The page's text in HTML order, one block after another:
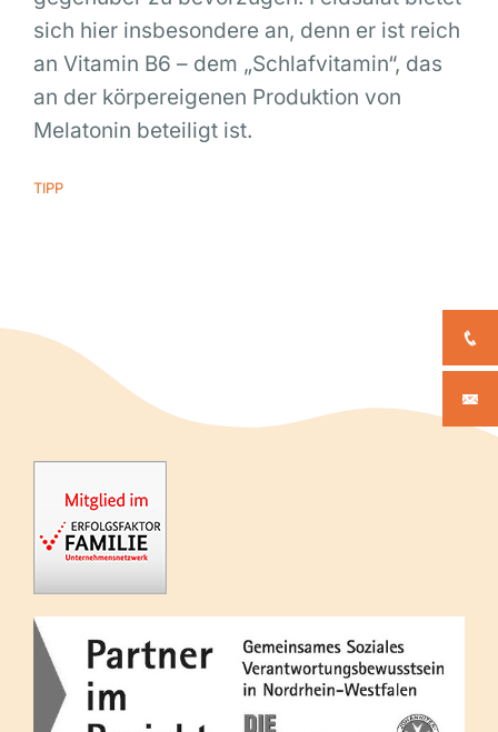
sich hier insbesondere an, denn er ist reich
an Vitamin B6 – dem „Schlafvitamin“, das
an der körpereigenen Produktion von
Melatonin beteiligt ist.
TIPP